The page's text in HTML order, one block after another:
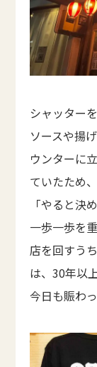
シャッター
ソースや揚
ウンターに
ていたため
「やると決
一歩一歩を
店を回すう
は、30年以
今日も賑わっ